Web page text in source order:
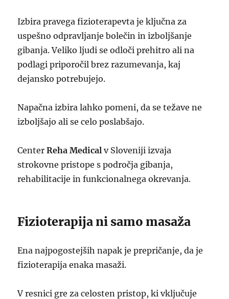
Izbira pravega fizioterapevta je ključna za
uspešno odpravljanje bolečin in izboljšanje
gibanja. Veliko ljudi se odloči prehitro ali na
podlagi priporočil brez razumevanja, kaj
dejansko potrebujejo.
Napačna izbira lahko pomeni, da se težave ne
izboljšajo ali se celo poslabšajo.
CenterReha Medical v Sloveniji izvaja
strokovne pristope s področja gibanja,
rehabilitacije in funkcionalnega okrevanja.
Fizioterapija ni samo masaža
Ena najpogostejših napak je prepričanje, da je
fizioterapija enaka masaži.
V resnici gre za celosten pristop, ki vključuje